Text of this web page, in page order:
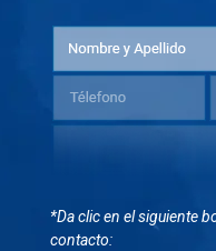
*Da clic en el siguiente
contacto: